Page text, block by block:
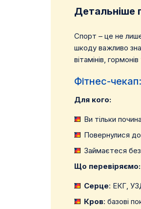
Детальніше
Спорт – це не
шкоду важливо
вітамінів,
Фітнес-
Для кого:
Ви тільки
Повернулися до
Займаєтеся
Що перевіряємо:
Серце: ЕКГ,
Кров: базові